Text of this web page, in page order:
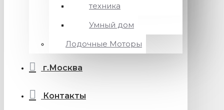
техника
Умный дом
Лодочные Моторы
г.Москва
Контакты